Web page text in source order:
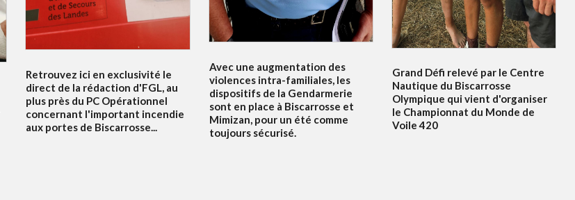
Retrouvez ici en exclusivité le
direct de la rédaction d'FGL, au
plus près du PC Opérationnel
concernant l'important incendie
aux portes de Biscarrosse...
Avec une augmentation des
violences intra-familiales, les
dispositifs de la Gendarmerie
sont en place à Biscarrosse et
Mimizan, pour un été comme
toujours sécurisé.
Grand Défi relevé par le Centre
Nautique du Biscarrosse
Olympique qui vient d'organiser
le Championnat du Monde de
Voile 420